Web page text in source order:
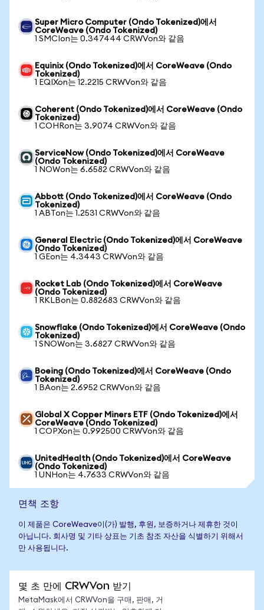
Super Micro Computer (Ondo Tokenized)에서
CoreWeave (Ondo Tokenized)
1 SMCIon는 0.347444 CRWVon와 같음
Equinix (Ondo Tokenized)에서 CoreWeave (Ondo
Tokenized)
1 EQIXon는 12.2215 CRWVon와 같음
Coherent (Ondo Tokenized)에서 CoreWeave (Ondo
Tokenized)
1 COHRon는 3.9074 CRWVon와 같음
ServiceNow (Ondo Tokenized)에서 CoreWeave
(Ondo Tokenized)
1 NOWon는 6.6582 CRWVon와 같음
Abbott (Ondo Tokenized)에서 CoreWeave (Ondo
Tokenized)
1 ABTon는 1.2531 CRWVon와 같음
General Electric (Ondo Tokenized)에서 CoreWeave
(Ondo Tokenized)
1 GEon는 4.3443 CRWVon와 같음
Rocket Lab (Ondo Tokenized)에서 CoreWeave
(Ondo Tokenized)
1 RKLBon는 0.882683 CRWVon와 같음
Snowflake (Ondo Tokenized)에서 CoreWeave (Ondo
Tokenized)
1 SNOWon는 3.6827 CRWVon와 같음
Boeing (Ondo Tokenized)에서 CoreWeave (Ondo
Tokenized)
1 BAon는 2.6952 CRWVon와 같음
Global X Copper Miners ETF (Ondo Tokenized)에서
CoreWeave (Ondo Tokenized)
1 COPXon는 0.992500 CRWVon와 같음
UnitedHealth (Ondo Tokenized)에서 CoreWeave
(Ondo Tokenized)
1 UNHon는 4.7633 CRWVon와 같음
면책 조항
이 제품은 CoreWeave이(가) 발행, 후원, 보증하거나 제휴한 것이
아닙니다. 회사명 및 기타 상표는 기초 참조 자산을 식별하기 위해서
만 사용됩니다.
몇 초 만에 CRWVon 받기
MetaMask에서 CRWVon을 구매, 판매, 거